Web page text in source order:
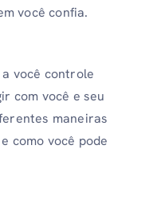
você confia.
você controle
com você e seu
maneiras
como você pode